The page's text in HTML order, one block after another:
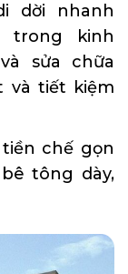
dời nhanh
trong kinh
sửa chữa
và tiết kiệm
chế gọn
tông dày,